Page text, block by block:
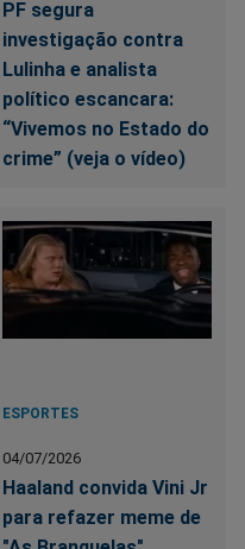
PF segura
investigação contra
Lulinha e analista
político escancara:
“Vivemos no Estado do
crime” (veja o vídeo)
ESPORTES
04/07/2026
Haaland convida Vini Jr
para refazer meme de